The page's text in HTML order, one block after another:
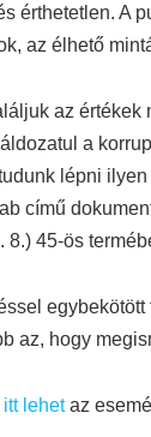
érthetetlen. A
az élhető
az értékek
a
lépni
című
8.) 45-ös
az, hogy
lehetaz